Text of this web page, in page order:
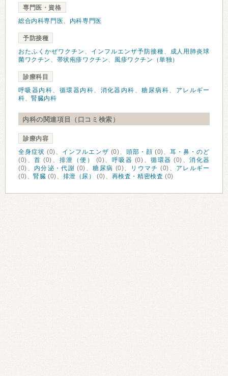
専門医・資格
総合内科専門医、 内科専門医
予防接種
おたふくかぜワクチン 、 インフルエンザ予防接種、
成人用肺炎球
菌ワクチン 、 帯状疱疹ワクチン、 風疹ワクチン（単独）
診療科目
呼吸器内科、 循環器内科、 消化器内科 、糖尿病科、 アレルギー
科、腎臓内科
内科の関連項目（口コミ検索）
診療内容
全身症状 (0)、 インフルエンザ (0)、 頭部・顔 (0)、耳・鼻・のど
(0)、首 (0)、 排泄（便） (0)、 呼吸器 (0)、循環器 (0)、消化器
(0)、 内分泌・代謝 (0)、糖尿病 (0)、 リウマチ (0)、 アレルギー
(0)、腎臓 (0)、 排泄（尿） (0)、 再検査・精密検査 (0)